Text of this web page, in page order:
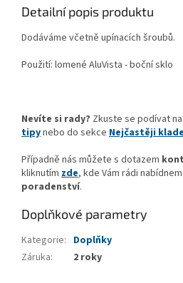
Detailní popis produktu
Dodáváme včetně upínacích šroubů.
Použití: lomené AluVista - boční sklo
Nevíte si rady? Zkuste se podívat
tipynebo do sekce Nejčastěji
Případně nás můžete s dotazem
kliknutím zde, kde Vám rádi
poradenství.
Doplňkové parametry
Kategorie: Doplňky
Záruka: 2 roky